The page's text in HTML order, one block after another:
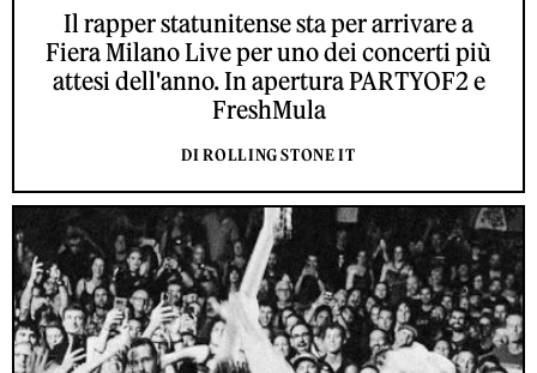
Il rapper statunitense sta per arrivare a
Fiera Milano Live per uno dei concerti più
attesi dell'anno. In apertura PARTYOF2 e
FreshMula
DI ROLLING STONE IT